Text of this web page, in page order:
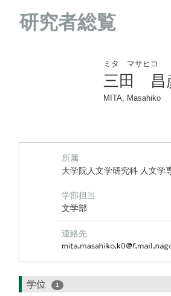
研究者総覧
ミタ マサヒコ
三田 昌
MITA, Masahiko
所属
大学院人文学研究科 人文学
学部担当
文学部
連絡先
学位 1